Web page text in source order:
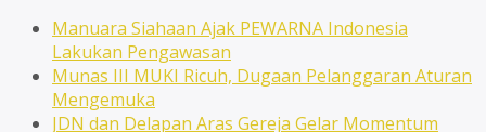
Manuara Siahaan Ajak PEWARNA Indonesia
Lakukan Pengawasan
Munas III MUKI Ricuh, Dugaan Pelanggaran Aturan
Mengemuka
JDN dan Delapan Aras Gereja Gelar Momentum